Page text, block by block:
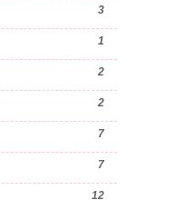
3
1
2
2
7
7
12